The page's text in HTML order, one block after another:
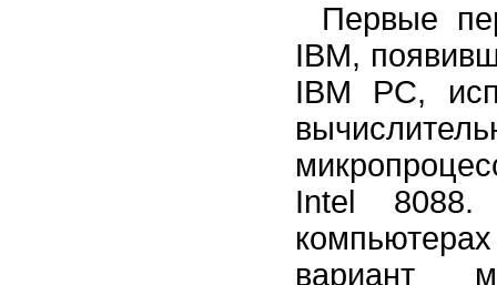
Первые
IBM,
IBM PC,
Intel
вариант